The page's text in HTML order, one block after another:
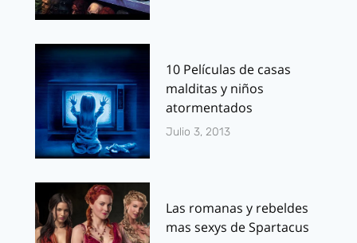
10 Películas de casas
malditas y niños
atormentados
Julio 3, 2013
Las romanas y rebeldes
mas sexys de Spartacus